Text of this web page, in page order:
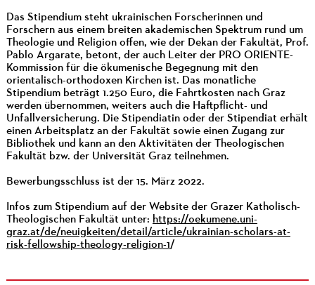
Das Stipendium steht ukrainischen Forscherinnen und
Forschern aus einem breiten akademischen Spektrum rund um
Theologie und Religion offen, wie der Dekan der Fakultät, Prof.
Pablo Argarate, betont, der auch Leiter der PRO ORIENTE-
Kommission für die ökumenische Begegnung mit den
orientalisch-orthodoxen Kirchen ist. Das monatliche
Stipendium beträgt 1.250 Euro, die Fahrtkosten nach Graz
werden übernommen, weiters auch die Haftpflicht- und
Unfallversicherung. Die Stipendiatin oder der Stipendiat erhält
einen Arbeitsplatz an der Fakultät sowie einen Zugang zur
Bibliothek und kann an den Aktivitäten der Theologischen
Fakultät bzw. der Universität Graz teilnehmen.
Bewerbungsschluss ist der 15. März 2022.
Infos zum Stipendium auf der Website der Grazer Katholisch-
Theologischen Fakultät unter: https://oekumene.uni-
graz.at/de/neuigkeiten/detail/article/ukrainian-scholars-at-
risk-fellowship-theology-religion-1/